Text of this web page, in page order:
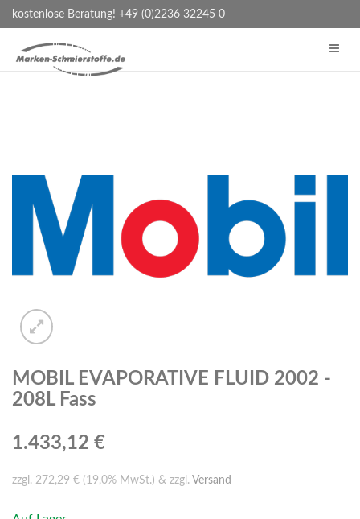
kostenlose Beratung! +49 (0)2236 32245 0
MOBIL EVAPORATIVE FLUID 2002 -
208L Fass
1.433,12 €
zzgl. 272,29 € (19,0% MwSt.) & zzgl. Versand